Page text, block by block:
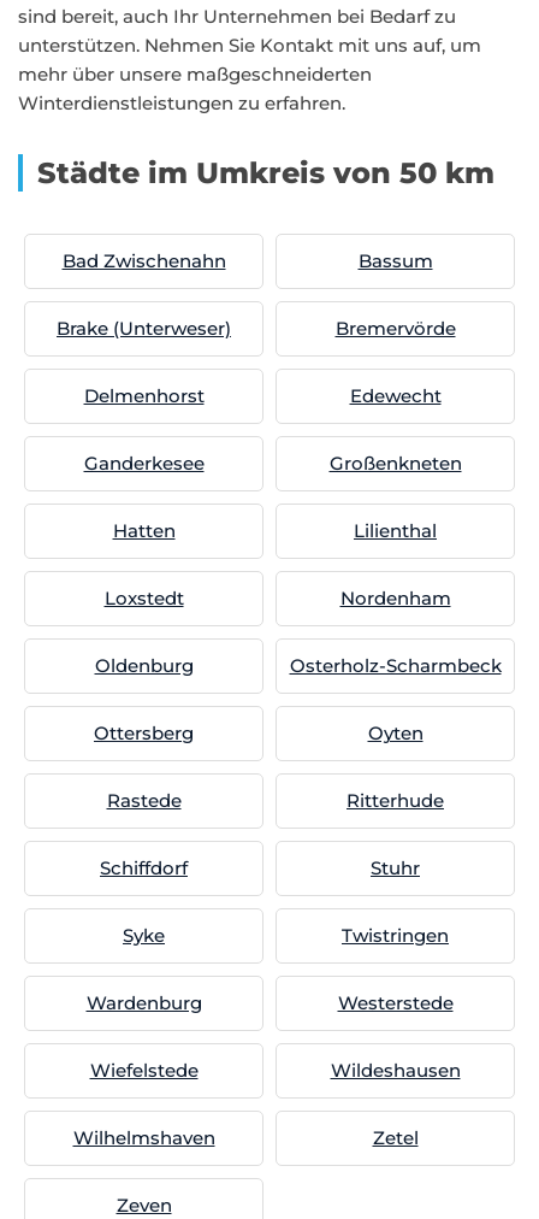
sind bereit, auch Ihr Unternehmen bei Bedarf zu
unterstützen. Nehmen Sie Kontakt mit uns auf, um
mehr über unsere maßgeschneiderten
Winterdienstleistungen zu erfahren.
Städte im Umkreis von 50 km
Bad Zwischenahn Bassum
Brake (Unterweser) Bremervörde
Delmenhorst Edewecht
Ganderkesee Großenkneten
Hatten Lilienthal
Loxstedt Nordenham
Oldenburg Osterholz-Scharmbeck
Ottersberg Oyten
Rastede Ritterhude
Schiffdorf Stuhr
Syke Twistringen
Wardenburg Westerstede
Wiefelstede Wildeshausen
Wilhelmshaven Zetel
Zeven